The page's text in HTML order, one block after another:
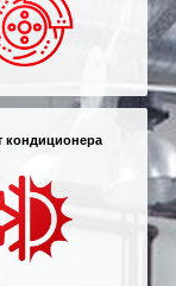
кондиционера